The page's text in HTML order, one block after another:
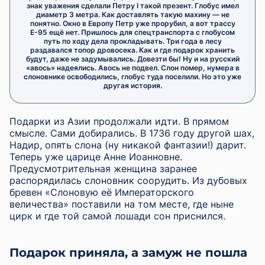
знак уважения сделали Петру Ⅰ такой презент. Глобус имел
диаметр 3 метра. Как доставлять такую махину — не
понятно. Окно в Европу Петр уже прорубил, а вот трассу
Е-95 ещё нет. Пришлось для спецтранспорта с глобусом
путь по ходу дела прокладывать. Три года в лесу
раздавался топор дровосека. Как и где подарок хранить
будут, даже не задумывались. Довезти бы! Ну и на русский
«авось» надеялись. Авось не подвел. Слон помер, нумера в
слоновнике освободились, глобус туда поселили. Но это уже
другая история.
Подарки из Азии продолжали идти. В прямом
смысле. Сами добирались. В 1736 году другой шах,
Надир, опять слона (ну никакой фантазии!) дарит.
Теперь уже царице Анне Иоанновне.
Предусмотрительная женщина заранее
распорядилась слоновник соорудить. Из дубовых
бревен «Слоновую её Императорского
величества» поставили на том месте, где ныне
цирк и где той самой лошади сон приснился.
Подарок приняла, а замуж не пошла